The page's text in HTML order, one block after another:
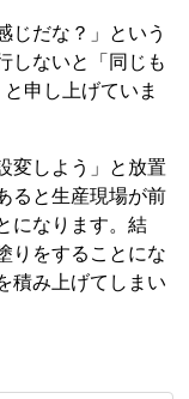
じだな？」という
しないと「同じも
申し上げていま
変しよう」と放置
ると生産現場が前
になります。結
りをすることにな
積み上げてしまい